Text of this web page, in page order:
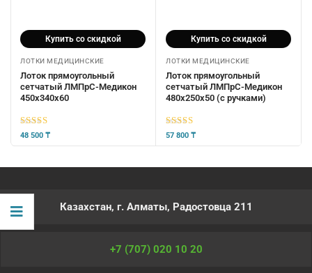
Купить со скидкой
ЛОТКИ МЕДИЦИНСКИЕ
Лоток прямоугольный
сетчатый ЛМПрС-Медикон
450х340х60
5из 5
48 500 ₸
Купить со скидкой
ЛОТКИ МЕДИЦИНСКИЕ
Лоток прямоугольный
сетчатый ЛМПрС-Медикон
480х250х50 (с ручками)
5из 5
57 800 ₸
Казахстан, г. Алматы, Радостовца 211
+7 (707) 020 10 20